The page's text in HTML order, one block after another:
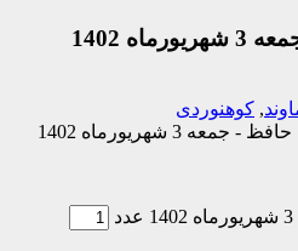
1402